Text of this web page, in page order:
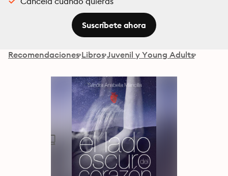
Suscríbete ahora
Recomendaciones Libros Juvenil y Young Adults